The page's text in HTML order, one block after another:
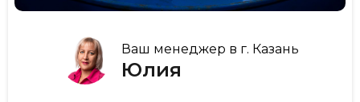
Ваш менеджер в г. Казань
Юлия